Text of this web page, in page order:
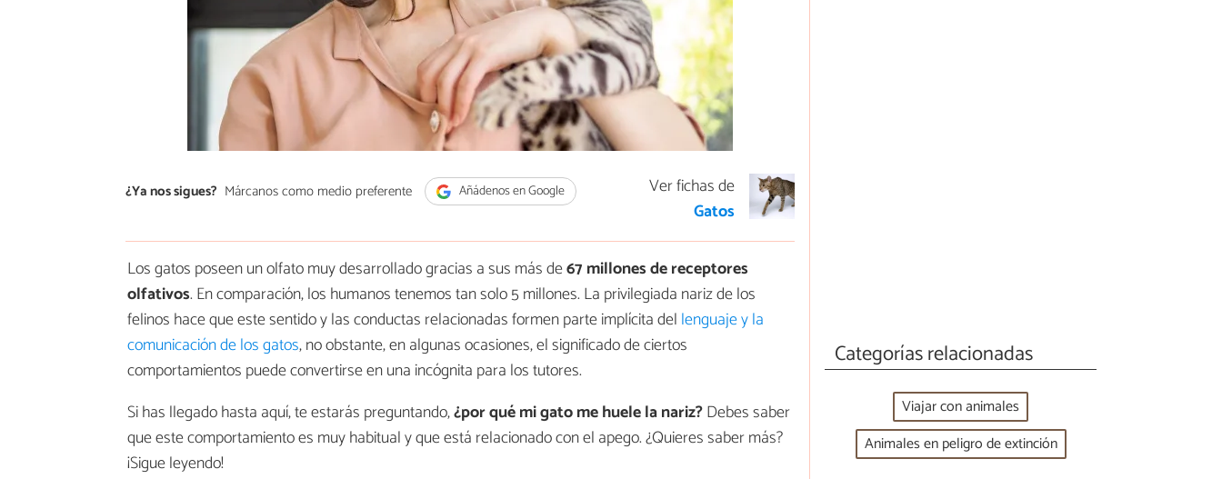
¿Ya nos sigues? Márcanos como medio preferente Añádenos en Google
Ver fichas de
Gatos
Los gatos poseen un olfato muy desarrollado gracias a sus más de67 millones de receptores
olfativos. En comparación, los humanos tenemos tan solo 5 millones. La privilegiada nariz de los
felinos hace que este sentido y las conductas relacionadas formen parte implícita del lenguaje y la
comunicación de los gatos, no obstante, en algunas ocasiones, el significado de ciertos
comportamientos puede convertirse en una incógnita para los tutores.
Si has llegado hasta aquí, te estarás preguntando,¿por qué mi gato me huele la nariz?Debes saber
que este comportamiento es muy habitual y que está relacionado con el apego. ¿Quieres saber más?
¡Sigue leyendo!
Categorías relacionadas
Viajar con animales
Animales en peligro de extinción